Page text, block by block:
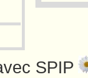
SPIP